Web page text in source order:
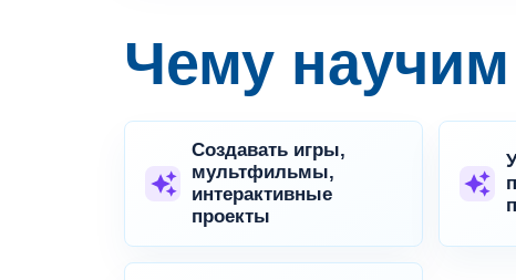
Чему научим
Создавать игры,
мультфильмы,
интерактивные
проекты